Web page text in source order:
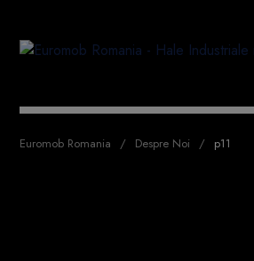
Euromob Romania Despre Noi p11